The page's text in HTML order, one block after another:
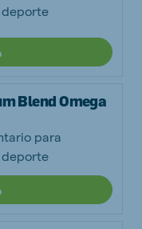
deporte
Blend Omega
para
deporte